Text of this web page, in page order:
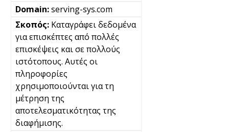
serving-sys.com
Καταγράφει δεδομένα
για επισκέπτες από πολλές
επισκέψεις και σε πολλούς
ιστότοπους. Αυτές οι
πληροφορίες
χρησιμοποιούνται για τη
μέτρηση της
αποτελεσματικότητας της
διαφήμισης.